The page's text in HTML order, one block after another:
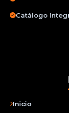
Catálogo
Inicio